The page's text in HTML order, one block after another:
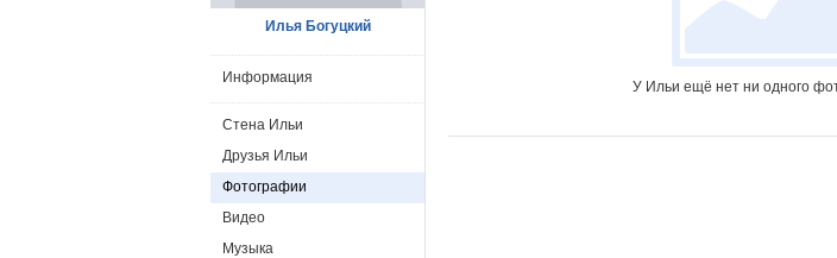
У Ильи ещё нет ни одного
Илья Богуцкий
Информация
Стена Ильи
Друзья Ильи
Фотографии
Видео
Музыка